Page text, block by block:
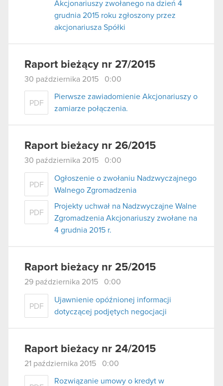
Akcjonariuszy zwołanego na dzień 4
grudnia 2015 roku zgłoszony przez
akcjonariusza Spółki
Raport bieżący nr 27/2015
30 października 2015 0:00
PDF
Pierwsze zawiadomienie Akcjonariuszy o
zamiarze połączenia.
Raport bieżacy nr 26/2015
30 października 2015 0:00
PDF
Ogłoszenie o zwołaniu Nadzwyczajnego
Walnego Zgromadzenia
PDF
Projekty uchwał na Nadzwyczajne Walne
Zgromadzenia Akcjonariuszy zwołane na
4 grudnia 2015 r.
Raport bieżacy nr 25/2015
29 października 2015 0:00
PDF
Ujawnienie opóźnionej informacji
dotyczącej podjętych negocjacji
Raport bieżacy nr 24/2015
21 października 2015 0:00
Rozwiązanie umowy o kredyt w